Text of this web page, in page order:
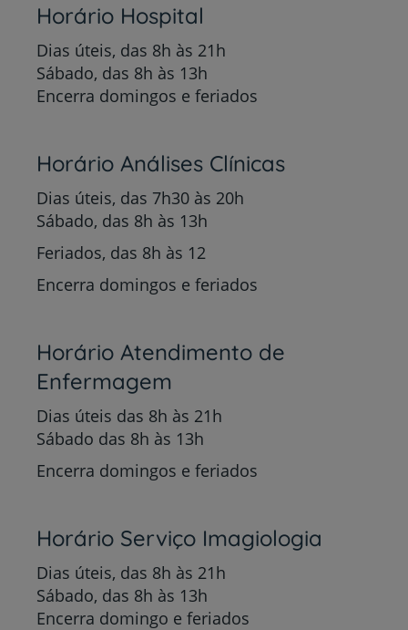
Horário Hospital
Dias úteis, das 8h às 21h
Sábado, das 8h às 13h
Encerra domingos e feriados
Horário Análises Clínicas
Dias úteis, das 7h30 às 20h
Sábado, das 8h às 13h
Feriados, das 8h às 12
Encerra domingos e feriados
Horário Atendimento de
Enfermagem
Dias úteis das 8h às 21h
Sábado das 8h às 13h
Encerra domingos e feriados
Horário Serviço Imagiologia
Dias úteis, das 8h às 21h
Sábado, das 8h às 13h
Encerra domingo e feriados